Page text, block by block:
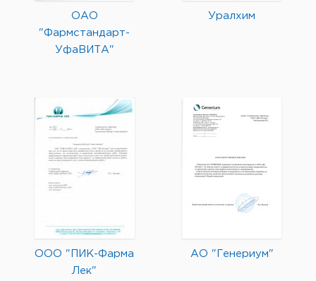
ОАО
"Фармстандарт-
УфаВИТА"
Уралхим
ООО "ПИК-Фарма
Лек"
АО "Генериум"